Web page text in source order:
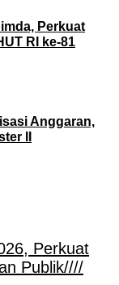
Perkuat
RI ke-81
Anggaran,
II
Perkuat
Publik////